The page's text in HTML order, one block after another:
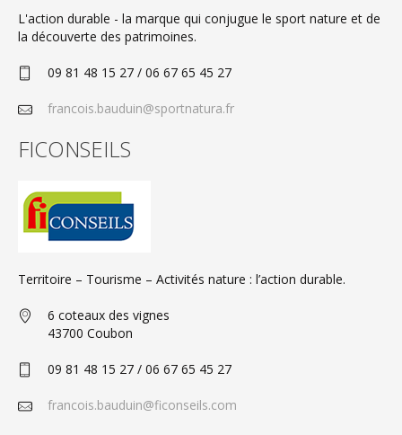
L'action durable - la marque qui conjugue le sport nature et de
la découverte des patrimoines.
09 81 48 15 27 / 06 67 65 45 27
francois.bauduin@sportnatura.fr
FICONSEILS
Territoire – Tourisme – Activités nature : l’action durable.
6 coteaux des vignes
43700 Coubon
09 81 48 15 27 / 06 67 65 45 27
francois.bauduin@ficonseils.com